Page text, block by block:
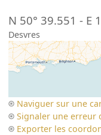
N 50° 39.551 - E
Desvres
Naviguer sur une
Signaler une erreur
Exporter les